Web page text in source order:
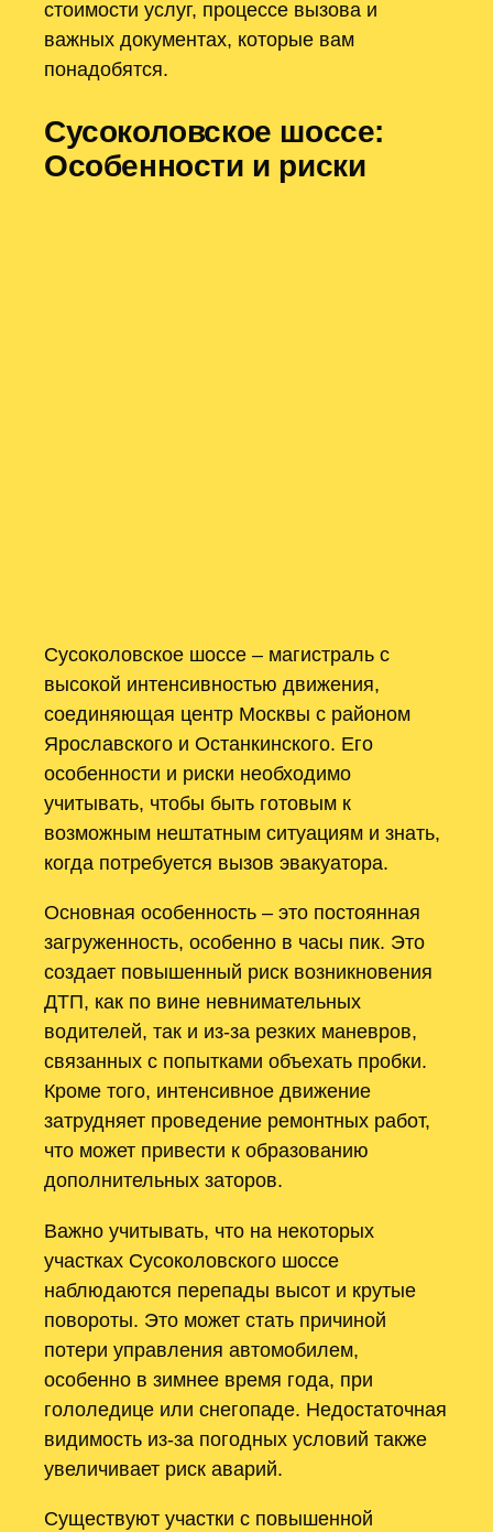
стоимости услуг, процессе вызова и
важных документах, которые вам
понадобятся.
Сусоколовское шоссе:
Особенности и риски
Сусоколовское шоссе – магистраль с
высокой интенсивностью движения,
соединяющая центр Москвы с районом
Ярославского и Останкинского. Его
особенности и риски необходимо
учитывать, чтобы быть готовым к
возможным нештатным ситуациям и знать,
когда потребуется вызов эвакуатора.
Основная особенность – это постоянная
загруженность, особенно в часы пик. Это
создает повышенный риск возникновения
ДТП, как по вине невнимательных
водителей, так и из-за резких маневров,
связанных с попытками объехать пробки.
Кроме того, интенсивное движение
затрудняет проведение ремонтных работ,
что может привести к образованию
дополнительных заторов.
Важно учитывать, что на некоторых
участках Сусоколовского шоссе
наблюдаются перепады высот и крутые
повороты. Это может стать причиной
потери управления автомобилем,
особенно в зимнее время года, при
гололедице или снегопаде. Недостаточная
видимость из-за погодных условий также
увеличивает риск аварий.
Существуют участки с повышенной